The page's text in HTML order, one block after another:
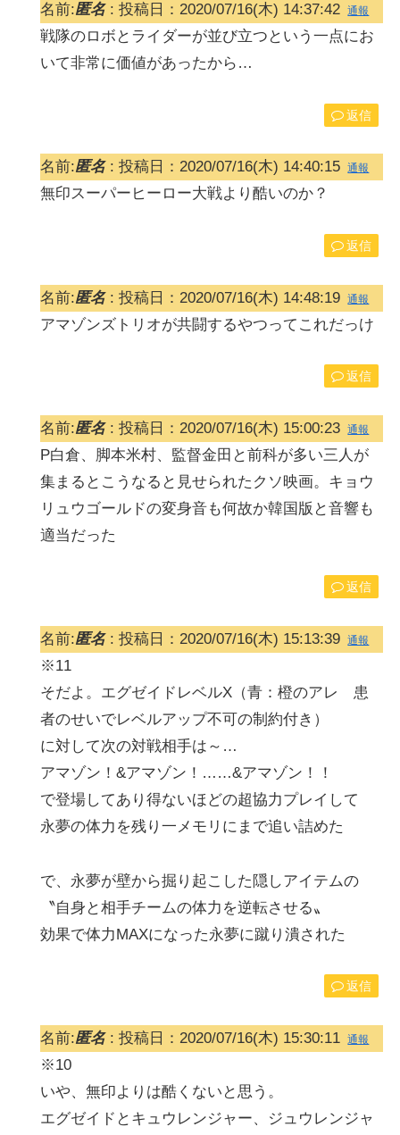
名前:匿名: 投稿日：2020/07/16(木) 14:37:42 通報
戦隊のロボとライダーが並び立つという一点にお
いて非常に価値があったから…
返信
名前:匿名: 投稿日：2020/07/16(木) 14:40:15 通報
無印スーパーヒーロー大戦より酷いのか？
返信
名前:匿名: 投稿日：2020/07/16(木) 14:48:19 通報
アマゾンズトリオが共闘するやつってこれだっけ
返信
名前:匿名: 投稿日：2020/07/16(木) 15:00:23 通報
P白倉、脚本米村、監督金田と前科が多い三人が
集まるとこうなると見せられたクソ映画。キョウ
リュウゴールドの変身音も何故か韓国版と音響も
適当だった
返信
名前:匿名: 投稿日：2020/07/16(木) 15:13:39 通報
※11
そだよ。エグゼイドレベルX（青：橙のアレ 患
者のせいでレベルアップ不可の制約付き）
に対して次の対戦相手は～…
アマゾン！&アマゾン！……&アマゾン！！
で登場してあり得ないほどの超協力プレイして
永夢の体力を残り一メモリにまで追い詰めた
で、永夢が壁から掘り起こした隠しアイテムの
〝自身と相手チームの体力を逆転させる〟
効果で体力MAXになった永夢に蹴り潰された
返信
名前:匿名: 投稿日：2020/07/16(木) 15:30:11 通報
※10
いや、無印よりは酷くないと思う。
エグゼイドとキュウレンジャー、ジュウレンジャ